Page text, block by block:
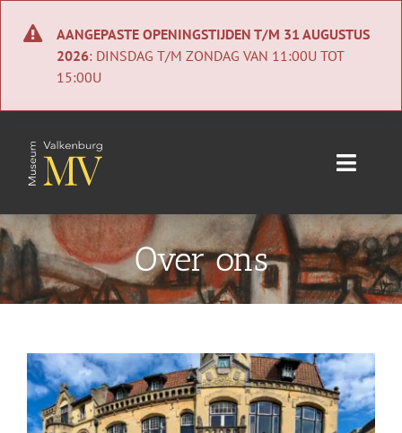
naar
AANGEPASTE OPENINGSTIJDEN T/M 31 AUGUSTUS
2026: DINSDAG T/M ZONDAG VAN 11:00U TOT
15:00U
Toggle
Home
Nieuws
Collectie
Shop
Over ons